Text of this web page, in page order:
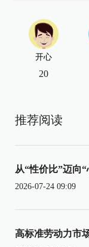
开心
20
推荐阅读
从“性价比”迈向
2026-07-24 09:09
高标准劳动力市